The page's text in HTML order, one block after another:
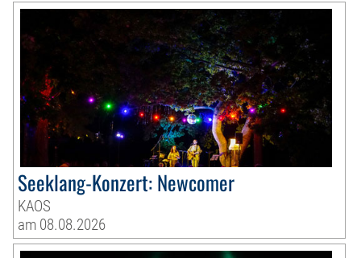
Seeklang-Konzert: Newcomer
KAOS
am 08.08.2026